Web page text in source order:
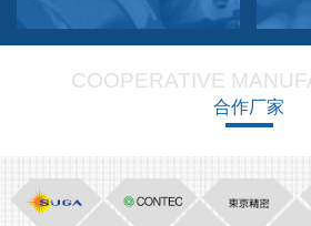
COOPERATIVE
合作厂家